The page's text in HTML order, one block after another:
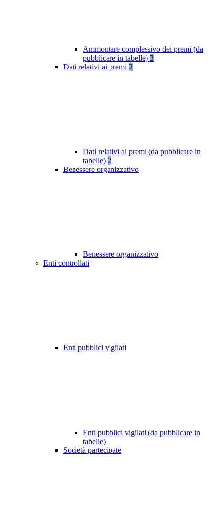
Ammontare complessivo dei premi (da
pubblicare in tabelle) 3
Dati relativi ai premi 2
Dati relativi ai premi (da pubblicare in
tabelle) 2
Benessere organizzativo
Benessere organizzativo
Enti controllati
Enti pubblici vigilati
Enti pubblici vigilati (da pubblicare in
tabelle)
Società partecipate